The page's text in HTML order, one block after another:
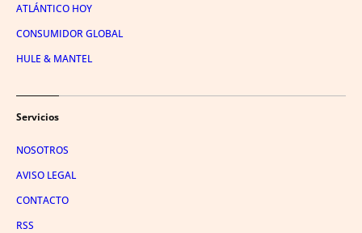
ATLÁNTICO HOY
CONSUMIDOR GLOBAL
HULE & MANTEL
Servicios
NOSOTROS
AVISO LEGAL
CONTACTO
RSS